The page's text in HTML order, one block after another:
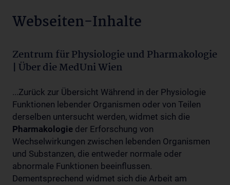
Webseiten-Inhalte
Zentrum für Physiologie und Pharmakologie
| Über die MedUni Wien
...Zurück zur Übersicht Während in der Physiologie
Funktionen lebender Organismen oder von Teilen
derselben untersucht werden, widmet sich die
Pharmakologie der Erforschung von
Wechselwirkungen zwischen lebenden Organismen
und Substanzen, die entweder normale oder
abnormale Funktionen beeinflussen.
Dementsprechend widmet sich die Arbeit am